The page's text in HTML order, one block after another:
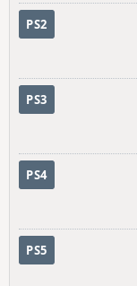
PS2
PS3
PS4
PS5